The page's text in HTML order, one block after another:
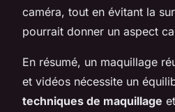
caméra, tout en évitant la
pourrait donner un aspect
En résumé, un maquillage
et vidéos nécessite un
techniques de maquillage